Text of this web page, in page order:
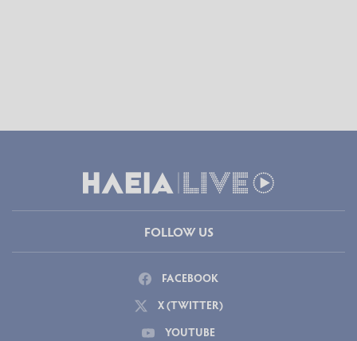
FOLLOW US
FACEBOOK
X (TWITTER)
YOUTUBE